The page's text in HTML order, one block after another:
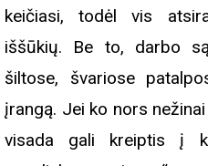
keičiasi, todėl vis
iššūkių. Be to, darbo
šiltose, švariose
įrangą. Jei ko nors
visada gali kreiptis į